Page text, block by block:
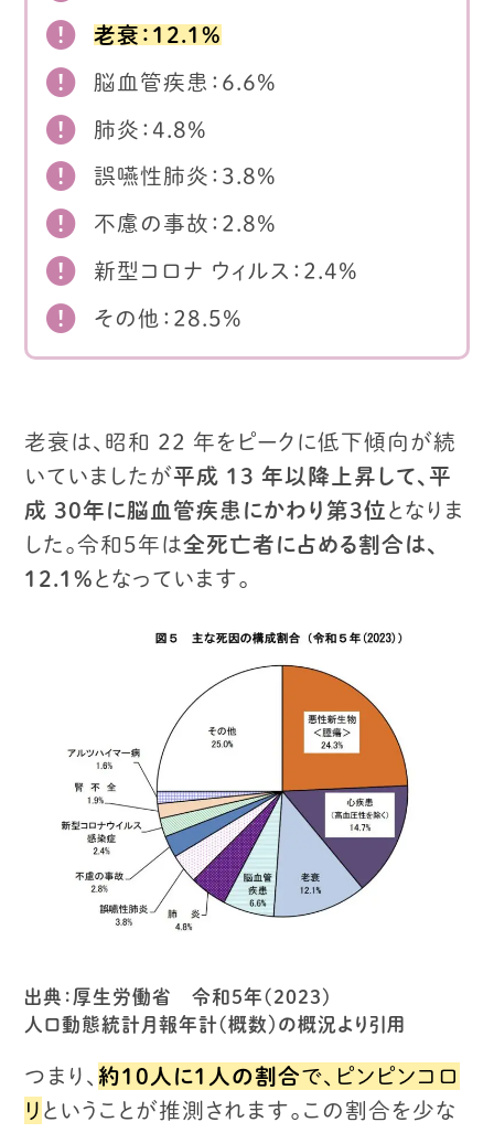
老衰：12.1%
脳血管疾患：6.6%
肺炎：4.8%
誤嚥性肺炎：3.8%
不慮の事故：2.8%
新型コロナ ウィルス：2.4%
その他：28.5%
老衰は、昭和 22 年をピークに低下傾向が続
いていましたが平成 13 年以降上昇して、平
成 30年に脳血管疾患にかわり第３位 となりま
した。令和５年は全死亡者に占める割合は、
12.1％ となっています。
出典：厚生労働省 令和５年(2023)
人口動態統計月報年計(概数）の概況より引用
つまり、約１０人に１人の割合で、ピンピンコロ
リ ということが推測されます。 この割合を少な